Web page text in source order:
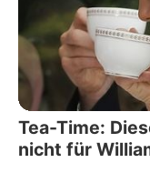
Tea-Time:
nicht für